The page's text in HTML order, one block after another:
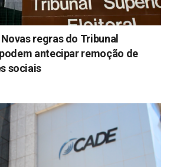
regras do Tribunal
antecipar remoção de
sociais